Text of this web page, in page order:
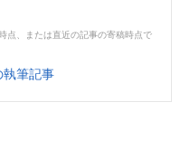
点、または直近の記事の寄稿時点で
執筆記事